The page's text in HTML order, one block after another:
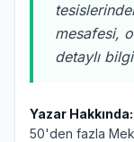
mesafesi,
detaylı
Yazar Hakkında:
50'den fazla